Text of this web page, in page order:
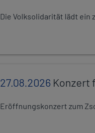
Die Volksolidarität lädt ein
27.08.2026 Konzert
Eröffnungskonzert zum